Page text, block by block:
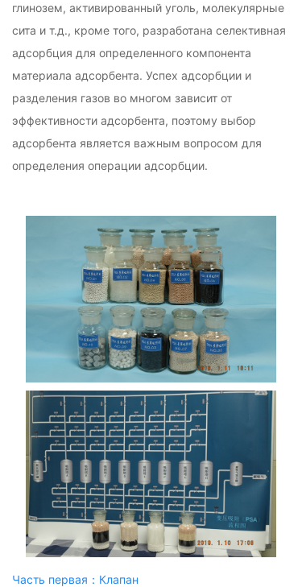
глинозем, активированный уголь, молекулярные
сита и т.д., кроме того, разработана селективная
адсорбция для определенного компонента
материала адсорбента. Успех адсорбции и
разделения газов во многом зависит от
эффективности адсорбента, поэтому выбор
адсорбента является важным вопросом для
определения операции адсорбции.
Часть первая：Клапан